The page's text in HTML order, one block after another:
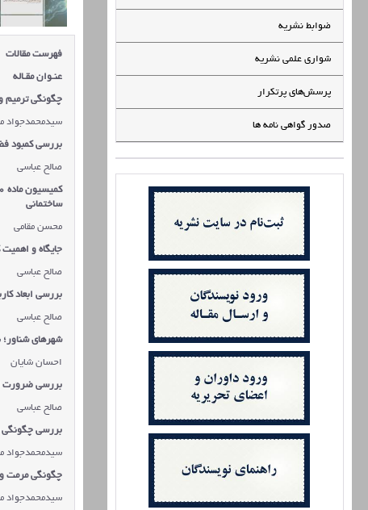
ضوابط نشریه
شواری علمی نشریه
پرسش‌های پرتکرار
صدور گواهی نامه ها
فهرست مقالات
عنـوان مقـاله
چگونگی ترمیم
سیدمحمدجواد
بررسی کمبود
صالح عباسی
ساختمانی
محسن مقامی
جايگاه و
صالح عباسی
بررسی ابعاد
صالح عباسی
شهرهای شناور؛
احسان شایان
بررسی ضرورت
صالح عباسی
بررسی چگونگی
سیدمحمدجواد
چگونگی مرمت و
سیدمحمدجواد